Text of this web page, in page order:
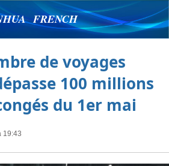
FRENCH
de voyages
100 millions
du 1er mai
19:43